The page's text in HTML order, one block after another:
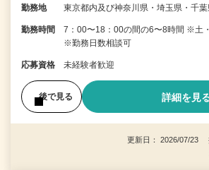
勤務地 東京都内及び神奈川県・埼玉県・千
勤務時間
7：00〜18：00の間の6〜8時間 ※土
※勤務日数相談可
応募資格 未経験者歓迎
後で見る 詳細を見
更新日： 2026/07/23